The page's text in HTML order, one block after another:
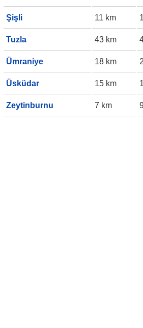
Şişli 11 km
Tuzla 43 km
Ümraniye 18 km
Üsküdar 15 km
Zeytinburnu 7 km